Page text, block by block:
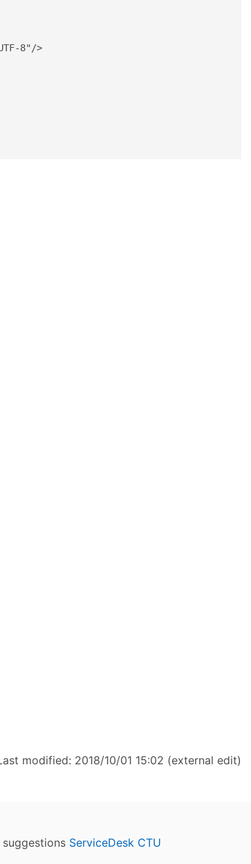
modified: 2018/10/01 15:02 (external edit)
ServiceDesk CTU